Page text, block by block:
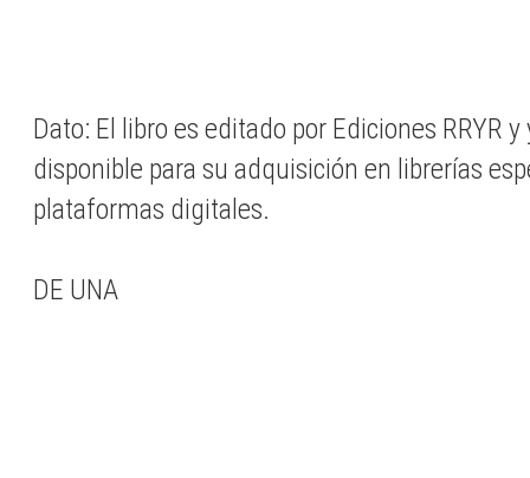
Dato: El libro es editado por Ediciones RRYR
disponible para su adquisición en librerías
plataformas digitales.
DE UNA